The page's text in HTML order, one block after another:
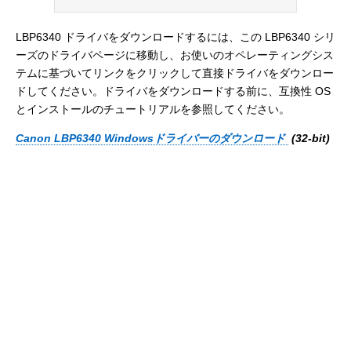
LBP6340 ドライバをダウンロードするには、この LBP6340 シリ
ーズのドライバページに移動し、お使いのオペレーティングシス
テムに基づいてリンクをクリックして直接ドライバをダウンロー
ドしてください。ドライバをダウンロードする前に、互換性 OS
とインストールのチュートリアルを参照してください。
Canon LBP6340 Windowsドライバーのダウンロード (32-bit)